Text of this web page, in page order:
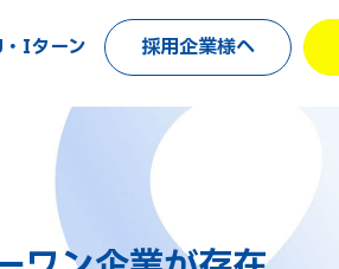
・Iターン 採用企業様へ